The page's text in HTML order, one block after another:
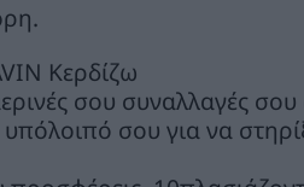
Κερδίζω
σου συναλλαγές
σου για να